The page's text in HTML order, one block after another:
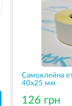
Самоклейна
40х25 мм
126 грн